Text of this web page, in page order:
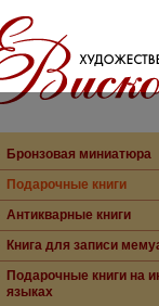
Бронзовая миниатюра
Подарочные книги
Антикварные книги
Книга для записи
Подарочные книги на
языках